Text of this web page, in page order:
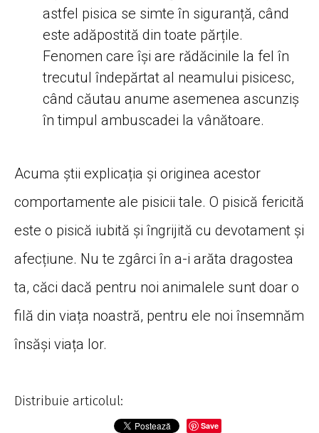
astfel pisica se simte în siguranță, când
este adăpostită din toate părțile.
Fenomen care își are rădăcinile la fel în
trecutul îndepărtat al neamului pisicesc,
când căutau anume asemenea ascunziș
în timpul ambuscadei la vânătoare.
Acuma știi explicația și originea acestor
comportamente ale pisicii tale. O pisică fericită
este o pisică iubită și îngrijită cu devotament și
afecțiune. Nu te zgârci în a-i arăta dragostea
ta, căci dacă pentru noi animalele sunt doar o
filă din viața noastră, pentru ele noi însemnăm
însăși viața lor.
Distribuie articolul:
Save